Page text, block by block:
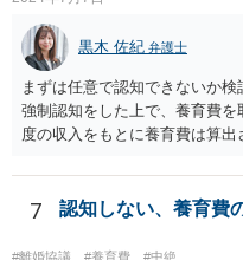
とになります。 もっとも，上
確実に認められる事案ではない
わず，協議によって適切な範
良いかと思われます。 【③に
の社会的評価を損なうような
は，発信者自身の情報の開示
害賠償請求等を行うことも可能
黒木 佐紀 弁護士
まずは任意で認知できないか
強制認知をした上で、養育費
度の収入をもとに養育費は算
育費の増額調停を起こすこと
手方が妊娠について話し合い
料請求などもできる可能性が
関わりが不可欠となると思われ
7 認知しない、養育費
#離婚協議 #養育費 #中絶